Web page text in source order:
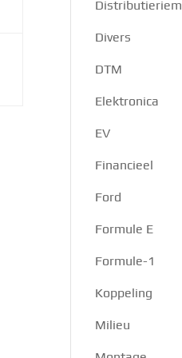
Distributieriem
Divers
DTM
Elektronica
EV
Financieel
Ford
Formule E
Formule-1
Koppeling
Milieu